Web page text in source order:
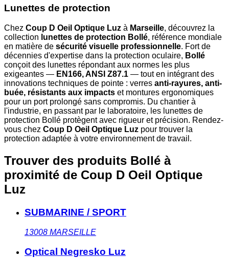
Lunettes de protection
Chez Coup D Oeil Optique Luz à Marseille, découvrez la
collection lunettes de protection Bollé, référence mondiale
en matière de sécurité visuelle professionnelle. Fort de
décennies d'expertise dans la protection oculaire, Bollé
conçoit des lunettes répondant aux normes les plus
exigeantes — EN166, ANSI Z87.1 — tout en intégrant des
innovations techniques de pointe : verres anti-rayures, anti-
buée, résistants aux impacts et montures ergonomiques
pour un port prolongé sans compromis. Du chantier à
l'industrie, en passant par le laboratoire, les lunettes de
protection Bollé protègent avec rigueur et précision. Rendez-
vous chez Coup D Oeil Optique Luz pour trouver la
protection adaptée à votre environnement de travail.
Trouver des produits Bollé à
proximité de Coup D Oeil Optique
Luz
SUBMARINE / SPORT
13008 MARSEILLE
Optical Negresko Luz